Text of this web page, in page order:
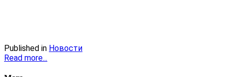
Published in Новости
Read more...